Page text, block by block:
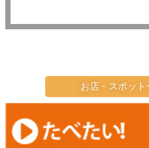
お店・スポッ